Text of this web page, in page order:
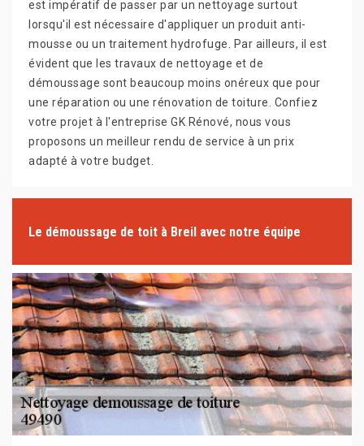
est impératif de passer par un nettoyage surtout
lorsqu'il est nécessaire d'appliquer un produit anti-
mousse ou un traitement hydrofuge. Par ailleurs, il est
évident que les travaux de nettoyage et de
démoussage sont beaucoup moins onéreux que pour
une réparation ou une rénovation de toiture. Confiez
votre projet à l'entreprise GK Rénové, nous vous
proposons un meilleur rendu de service à un prix
adapté à votre budget.
Le démoussage de toit à Breil avec notre équipe